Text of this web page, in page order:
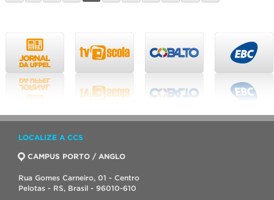
LOCALIZE A CCS
CAMPUS PORTO / ANGLO
Rua Gomes Carneiro, 01 - Centro
Pelotas - RS, Brasil - 96010-610